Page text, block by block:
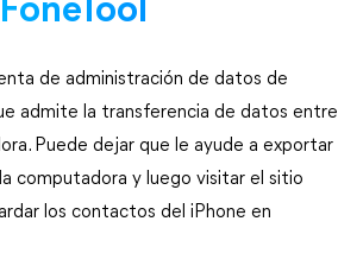
de administración de datos de
admite la transferencia de datos entre
Puede dejar que le ayude a exportar
computadora y luego visitar el sitio
los contactos del iPhone en